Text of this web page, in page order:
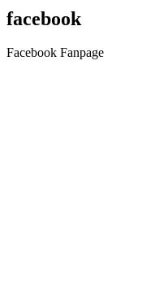
facebook
Facebook Fanpage